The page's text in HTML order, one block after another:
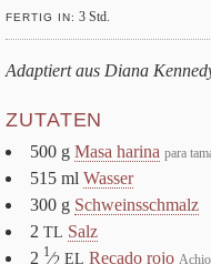
FER­TIG IN: 3 Std.
Adap­tiert aus Diana
ZUTATEN
500 g Masa harina para
515 ml Was­ser
300 g Schweins­schmalz
2 TL Salz
2 1⁄ EL Recado rojo